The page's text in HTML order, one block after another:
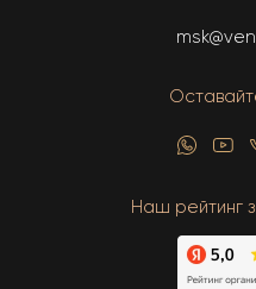
Наш рейтинг